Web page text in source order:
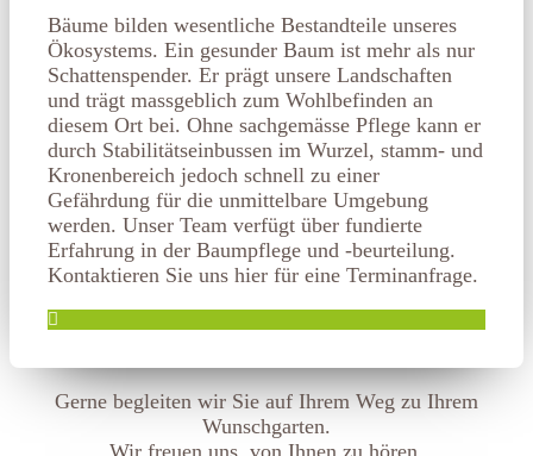
Bäume bilden wesentliche Bestandteile unseres
Ökosystems. Ein gesunder Baum ist mehr als nur
Schattenspender. Er prägt unsere Landschaften
und trägt massgeblich zum Wohlbefinden an
diesem Ort bei. Ohne sachgemässe Pflege kann er
durch Stabilitätseinbussen im Wurzel, stamm- und
Kronenbereich jedoch schnell zu einer
Gefährdung für die unmittelbare Umgebung
werden. Unser Team verfügt über fundierte
Erfahrung in der Baumpflege und -beurteilung.
Kontaktieren Sie uns hier für eine Terminanfrage.
Gerne begleiten wir Sie auf Ihrem Weg zu Ihrem
Wunschgarten.
Wir freuen uns, von Ihnen zu hören.